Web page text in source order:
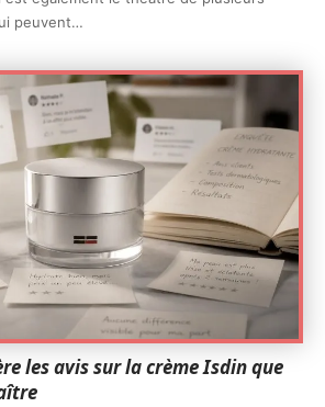
peuvent…
les avis sur la crème Isdin que